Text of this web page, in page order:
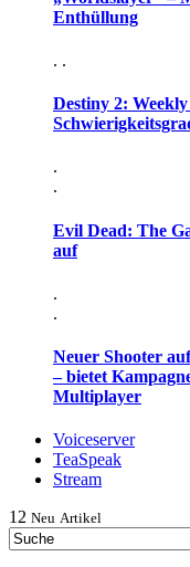
Enthüllung
. .
Destiny 2:
.
.
Evil Dead: The
auf
.
.
Neuer Shooter
– bietet
Multiplayer
Voiceserver
TeaSpeak
Stream
12 Neu Artikel